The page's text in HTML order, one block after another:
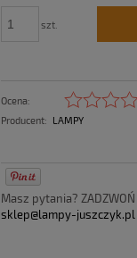
szt.
Ocena:
Producent:
LAMPY
Masz pytania? ZADZWOŃ
sklep@lampy-juszczyk.pl